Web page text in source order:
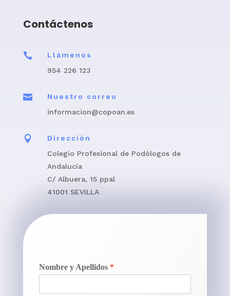
Contáctenos

Llámenos
954 226 123

Nuestro correo
informacion@copoan.es

Dirección
Colegio Profesional de Podólogos de
Andalucía
C/ Albuera, 15 ppal
41001 SEVILLA
Nombre y Apellidos *